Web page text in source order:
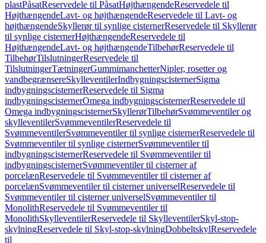
plastPåsatReservedele til PåsatHøjthængendeReservedele til
HøjthængendeLavt- og højthængendeReservedele til Lavt- og
højthængendeSkyllerør til synlige cisternerReservedele til Skyllerør
til synlige cisternerHøjthængendeReservedele til
HøjthængendeLavt- og højthængendeTilbehørReservedele til
TilbehørTilslutningerReservedele til
TilslutningerTætningerGummimanchetterNipler, rosetter og
vandbegrænsereSkylleventilerIndbygningscisternerSigma
indbygningscisternerReservedele til Sigma
indbygningscisternerOmega indbygningscisternerReservedele til
Omega indbygningscisternerSkyllerørTilbehørSvømmeventiler og
skylleventilerSvømmeventilerReservedele til
SvømmeventilerSvømmeventiler til synlige cisternerReservedele til
Svømmeventiler til synlige cisternerSvømmeventiler til
indbygningscisternerReservedele til Svømmeventiler til
indbygningscisternerSvømmeventiler til cisterner af
porcelænReservedele til Svømmeventiler til cisterner af
porcelænSvømmeventiler til cisterner universelReservedele til
Svømmeventiler til cisterner universelSvømmeventiler til
MonolithReservedele til Svømmeventiler til
MonolithSkylleventilerReservedele til SkylleventilerSkyl-stop-
skylningReservedele til Skyl-stop-skylningDobbeltskylReservedele
til